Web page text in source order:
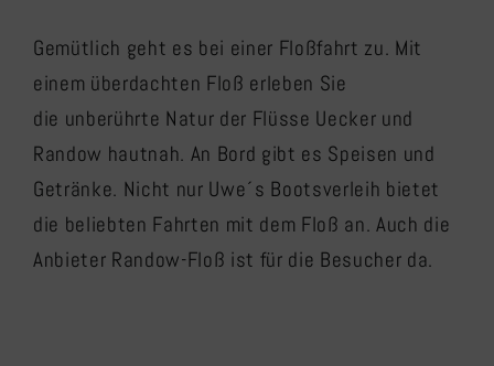
Gemütlich geht es bei einer Floßfahrt zu. Mit
einem überdachten Floß erleben Sie
die unberührte Natur der Flüsse Uecker und
Randow hautnah. An Bord gibt es Speisen und
Getränke. Nicht nur Uwe´s Bootsverleih bietet
die beliebten Fahrten mit dem Floß an. Auch die
Anbieter Randow-Floß ist für die Besucher da.